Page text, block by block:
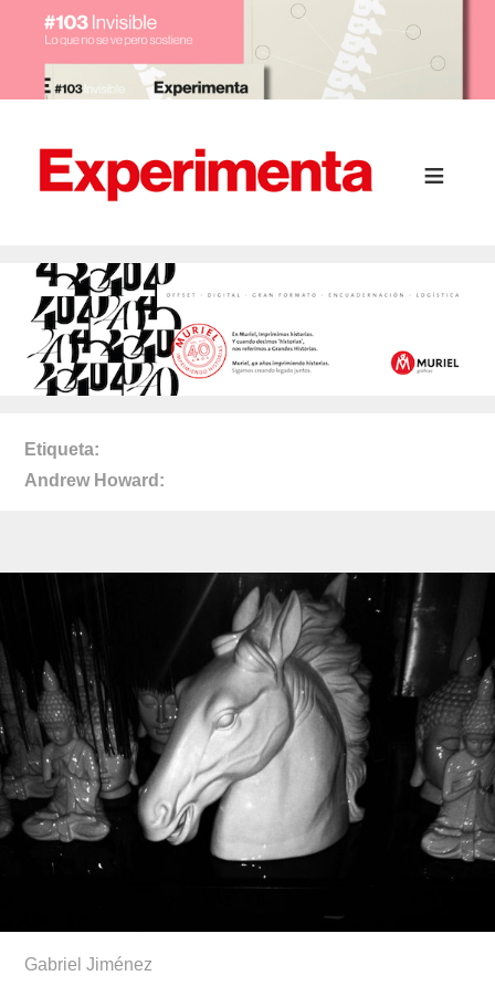
Etiqueta
Andrew Howard
Gabriel Jiménez